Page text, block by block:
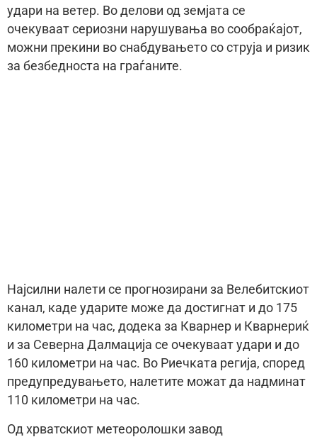
удари на ветер. Во делови од земјата се
очекуваат сериозни нарушувања во сообраќајот,
можни прекини во снабдувањето со струја и ризик
за безбедноста на граѓаните.
Најсилни налети се прогнозирани за Велебитскиот
канал, каде ударите може да достигнат и до 175
километри на час, додека за Кварнер и Кварнериќ
и за Северна Далмација се очекуваат удари и до
160 километри на час. Во Риечката регија, според
предупредувањето, налетите можат да надминат
110 километри на час.
Од хрватскиот метеоролошки завод